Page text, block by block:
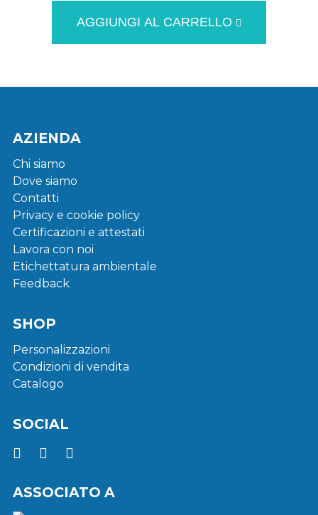
AGGIUNGI AL CARRELLO
AZIENDA
Chi siamo
Dove siamo
Contatti
Privacy e cookie policy
Certificazioni e attestati
Lavora con noi
Etichettatura ambientale
Feedback
SHOP
Personalizzazioni
Condizioni di vendita
Catalogo
SOCIAL
ASSOCIATO A